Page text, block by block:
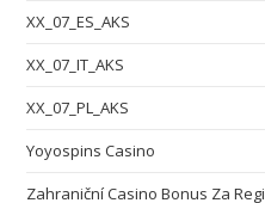
XX_07_ES_AKS
XX_07_IT_AKS
XX_07_PL_AKS
Yoyospins Casino
Zahraniční Casino Bonus Za